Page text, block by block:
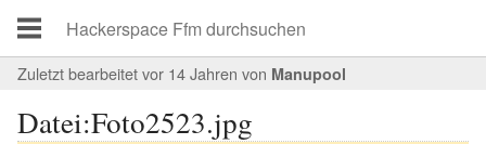
Zuletzt bearbeitet vor 14 Jahren von Manupool
Datei:Foto2523.jpg